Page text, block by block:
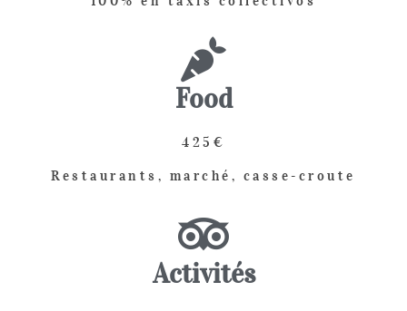
Food
425€
Restaurants, marché, casse-croute
Activités